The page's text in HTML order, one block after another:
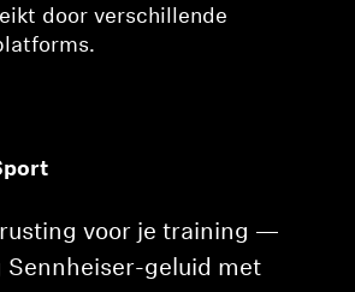
door verschillende
voor je training —
Sennheiser-geluid met